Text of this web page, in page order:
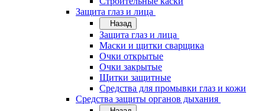
Защита глаз и лица
Назад
Защита глаз и лица
Маски и щитки сварщика
Очки открытые
Очки закрытые
Щитки защитные
Средства для промывки глаз и кожи
Средства защиты органов дыхания